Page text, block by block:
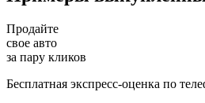
Продайте
свое авто
за пару кликов
Бесплатная экспресс-оценка по